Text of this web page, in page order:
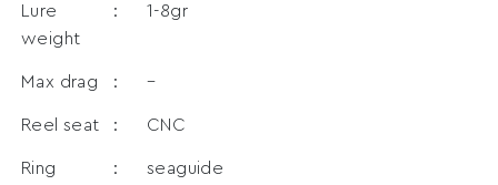
Lure
weight
: 1-8gr
Max drag : –
Reel seat : CNC
Ring
: seaguide